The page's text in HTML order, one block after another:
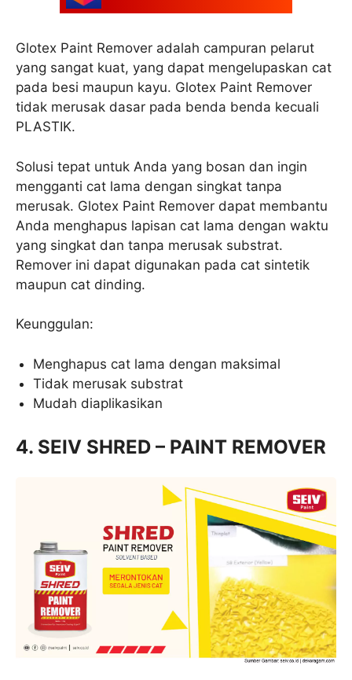
Glotex Paint Remover adalah campuran pelarut
yang sangat kuat, yang dapat mengelupaskan cat
pada besi maupun kayu. Glotex Paint Remover
tidak merusak dasar pada benda benda kecuali
PLASTIK.
Solusi tepat untuk Anda yang bosan dan ingin
mengganti cat lama dengan singkat tanpa
merusak. Glotex Paint Remover dapat membantu
Anda menghapus lapisan cat lama dengan waktu
yang singkat dan tanpa merusak substrat.
Remover ini dapat digunakan pada cat sintetik
maupun cat dinding.
Keunggulan:
Menghapus cat lama dengan maksimal
Tidak merusak substrat
Mudah diaplikasikan
4. SEIV SHRED – PAINT REMOVER